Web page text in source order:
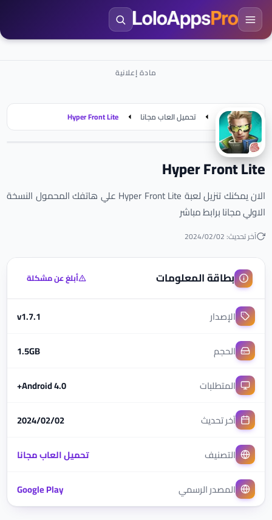
الرئيسية تحميل العاب مجانا Hyper Front Lite
Hyper Front Lite
الان يمكنك تنزيل لعبة Hyper Front Lite علي هاتفك المحمول النسخة
الاولي مجانا برابط مباشر
آخر تحديث: 2024/02/02
بطاقة المعلومات أبلغ عن مشكلة
الإصدار v1.7.1
الحجم 1.5GB
المتطلبات Android 4.0+
آخر تحديث 2024/02/02
التصنيف تحميل العاب مجانا
المصدر الرسمي Google Play